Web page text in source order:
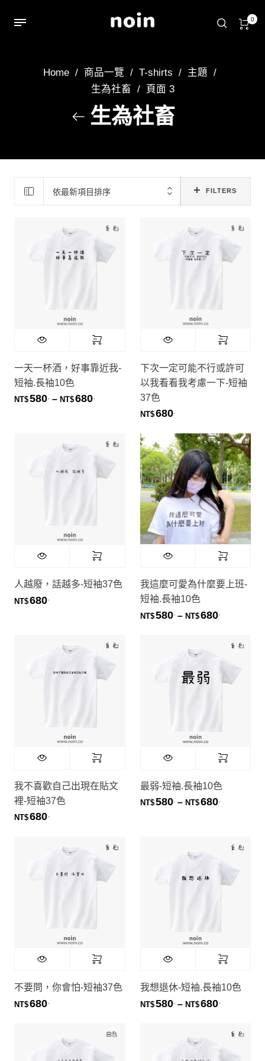
0
Home / 商品一覽 / T-shirts / 主題 /
生為社畜 / 頁面 3
生為社畜
依最新項目排序 FILTERS
一天一杯酒，好事靠近我-
短袖.長袖10色
NT$580 – NT$680價格範圍：NT$580. 到 NT$680.
下次一定可能不行或許可
以我看看我考慮一下-短袖
37色
NT$680
人越廢，話越多-短袖37色
NT$680
我這麼可愛為什麼要上班-
短袖.長袖10色
NT$580 – NT$680
我不喜歡自己出現在貼文
裡-短袖37色
NT$680
最弱-短袖.長袖10色
NT$580 – NT$680
不要問，你會怕-短袖37色
NT$680
我想退休-短袖.長袖10色
NT$580 – NT$680